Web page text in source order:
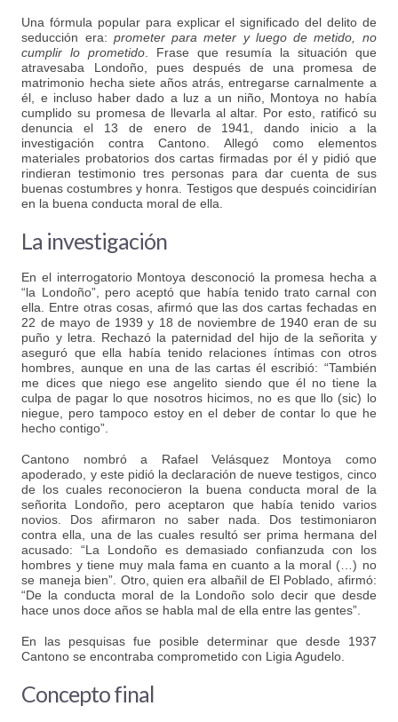
Una fórmula popular para explicar el significado del delito de
seducción era: prometer para meter y luego de metido, no
cumplir lo prometido. Frase que resumía la situación que
atravesaba Londoño, pues después de una promesa de
matrimonio hecha siete años atrás, entregarse carnalmente a
él, e incluso haber dado a luz a un niño, Montoya no había
cumplido su promesa de llevarla al altar. Por esto, ratificó su
denuncia el 13 de enero de 1941, dando inicio a la
investigación contra Cantono. Allegó como elementos
materiales probatorios dos cartas firmadas por él y pidió que
rindieran testimonio tres personas para dar cuenta de sus
buenas costumbres y honra. Testigos que después coincidirían
en la buena conducta moral de ella.
La investigación
En el interrogatorio Montoya desconoció la promesa hecha a
“la Londoño”, pero aceptó que había tenido trato carnal con
ella. Entre otras cosas, afirmó que las dos cartas fechadas en
22 de mayo de 1939 y 18 de noviembre de 1940 eran de su
puño y letra. Rechazó la paternidad del hijo de la señorita y
aseguró que ella había tenido relaciones íntimas con otros
hombres, aunque en una de las cartas él escribió: “También
me dices que niego ese angelito siendo que él no tiene la
culpa de pagar lo que nosotros hicimos, no es que llo (sic) lo
niegue, pero tampoco estoy en el deber de contar lo que he
hecho contigo”.
Cantono nombró a Rafael Velásquez Montoya como
apoderado, y este pidió la declaración de nueve testigos, cinco
de los cuales reconocieron la buena conducta moral de la
señorita Londoño, pero aceptaron que había tenido varios
novios. Dos afirmaron no saber nada. Dos testimoniaron
contra ella, una de las cuales resultó ser prima hermana del
acusado: “La Londoño es demasiado confianzuda con los
hombres y tiene muy mala fama en cuanto a la moral (…) no
se maneja bien”. Otro, quien era albañil de El Poblado, afirmó:
“De la conducta moral de la Londoño solo decir que desde
hace unos doce años se habla mal de ella entre las gentes”.
En las pesquisas fue posible determinar que desde 1937
Cantono se encontraba comprometido con Ligia Agudelo.
Concepto final